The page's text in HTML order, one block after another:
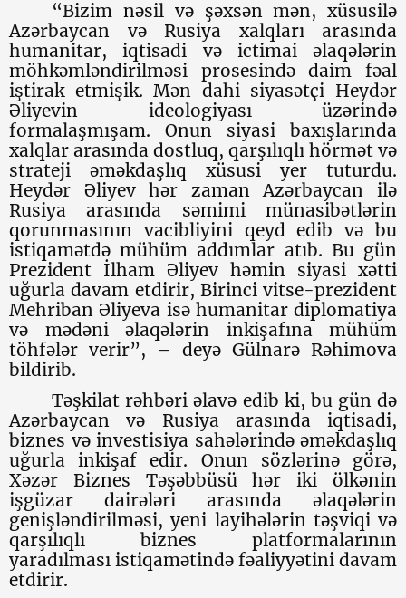
“Bizim nəsil və şəxsən mən, xüsusilə
Azərbaycan və Rusiya xalqları arasında
humanitar, iqtisadi və ictimai əlaqələrin
möhkəmləndirilməsi prosesində daim fəal
iştirak etmişik. Mən dahi siyasətçi Heydər
Əliyevin ideologiyası üzərində
formalaşmışam. Onun siyasi baxışlarında
xalqlar arasında dostluq, qarşılıqlı hörmət və
strateji əməkdaşlıq xüsusi yer tuturdu.
Heydər Əliyev hər zaman Azərbaycan ilə
Rusiya arasında səmimi münasibətlərin
qorunmasının vacibliyini qeyd edib və bu
istiqamətdə mühüm addımlar atıb. Bu gün
Prezident İlham Əliyev həmin siyasi xətti
uğurla davam etdirir, Birinci vitse-prezident
Mehriban Əliyeva isə humanitar diplomatiya
və mədəni əlaqələrin inkişafına mühüm
töhfələr verir”, – deyə Gülnarə Rəhimova
bildirib.
Təşkilat rəhbəri əlavə edib ki, bu gün də
Azərbaycan və Rusiya arasında iqtisadi,
biznes və investisiya sahələrində əməkdaşlıq
uğurla inkişaf edir. Onun sözlərinə görə,
Xəzər Biznes Təşəbbüsü hər iki ölkənin
işgüzar dairələri arasında əlaqələrin
genişləndirilməsi, yeni layihələrin təşviqi və
qarşılıqlı biznes platformalarının
yaradılması istiqamətində fəaliyyətini davam
etdirir.